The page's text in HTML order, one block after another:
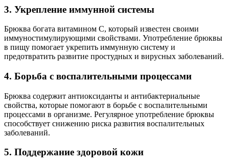
3. Укрепление иммунной системы
Брюква богата витамином C, который известен своими
иммуностимулирующими свойствами. Употребление брюквы
в пищу помогает укрепить иммунную систему и
предотвратить развитие простудных и вирусных заболеваний.
4. Борьба с воспалительными процессами
Брюква содержит антиоксиданты и антибактериальные
свойства, которые помогают в борьбе с воспалительными
процессами в организме. Регулярное употребление брюквы
способствует снижению риска развития воспалительных
заболеваний.
5. Поддержание здоровой кожи